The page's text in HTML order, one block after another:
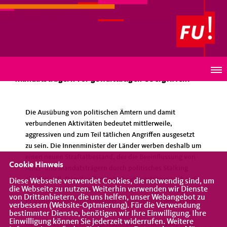
Mandatsträgern vor gewalttätigen Übergriffen.
Die Ausübung von politischen Ämtern und damit
verbundenen Aktivitäten bedeutet mittlerweile,
aggressiven und zum Teil tätlichen Angriffen ausgesetzt
zu sein. Die Innenminister der Länder werben deshalb um
Amts- und Mandatsträgern durch politisches Stalking
ahnden soll. Damit sollen Entscheidungsträger auch auf
kommunaler Ebene vor bedrohlichen Übergriffen auf ihr
Privatleben geschützt werden. Es gehört zur Demokratie
und Freiheit, dass politische Arbeit angstfrei ausgeführt
werden können“, so Helga Gund Bezirksvorsitzende der
Cookie Hinweis
Diese Webseite verwendet Cookies, die notwendig sind, um
die Webseite zu nutzen. Weiterhin verwenden wir Dienste
von Drittanbietern, die uns helfen, unser Webangebot zu
verbessern (Website-Optmierung). Für die Verwendung
bestimmter Dienste, benötigen wir Ihre Einwilligung. Ihre
Einwilligung können Sie jederzeit widerrufen. Weitere